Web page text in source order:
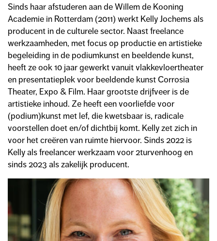
Sinds haar afstuderen aan de Willem de Kooning
Academie in Rotterdam (2011) werkt Kelly Jochems als
producent in de culturele sector. Naast freelance
werkzaamheden, met focus op productie en artistieke
begeleiding in de podiumkunst en beeldende kunst,
heeft ze ook 10 jaar gewerkt vanuit vlakkevloertheater
en presentatieplek voor beeldende kunst Corrosia
Theater, Expo & Film. Haar grootste drijfveer is de
artistieke inhoud. Ze heeft een voorliefde voor
(podium)kunst met lef, die kwetsbaar is, radicale
voorstellen doet en/of dichtbij komt. Kelly zet zich in
voor het creëren van ruimte hiervoor. Sinds 2022 is
Kelly als freelancer werkzaam voor 2turvenhoog en
sinds 2023 als zakelijk producent.